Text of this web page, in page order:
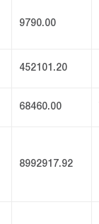
9790.00
452101.20
68460.00
8992917.92